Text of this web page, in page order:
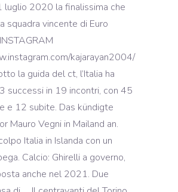
luglio 2020 la finalissima che
squadra vincente di Euro
kajarayan2004/
la guida del ct, l’Italia ha
successi in 19 incontri, con 45
e 12 subite. Das kündigte
Mauro Vegni in Mailand an.
Italia in Islanda con un
Calcio: Ghirelli a governo,
anche nel 2021. Due